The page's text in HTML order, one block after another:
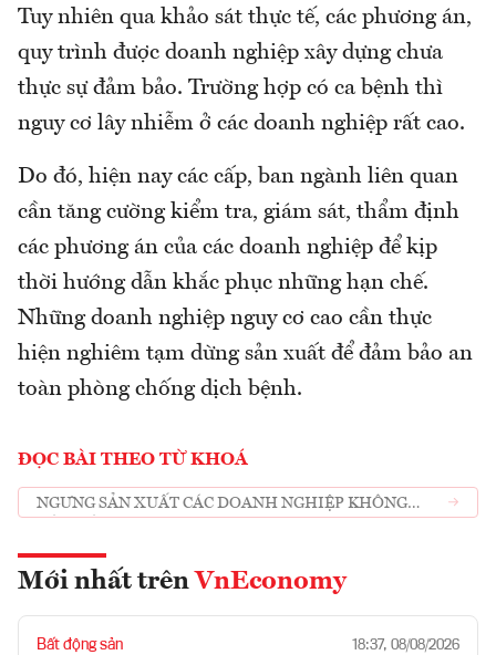
Tuy nhiên qua khảo sát thực tế, các phương án,
quy trình được doanh nghiệp xây dựng chưa
thực sự đảm bảo. Trường hợp có ca bệnh thì
nguy cơ lây nhiễm ở các doanh nghiệp rất cao.
Do đó, hiện nay các cấp, ban ngành liên quan
cần tăng cường kiểm tra, giám sát, thẩm định
các phương án của các doanh nghiệp để kịp
thời hướng dẫn khắc phục những hạn chế.
Những doanh nghiệp nguy cơ cao cần thực
hiện nghiêm tạm dừng sản xuất để đảm bảo an
toàn phòng chống dịch bệnh.
ĐỌC BÀI THEO TỪ KHOÁ
NGƯNG SẢN XUẤT CÁC DOANH NGHIỆP KHÔNG
Mới nhất trên VnEconomy
Bất động sản 18:37, 08/08/2026